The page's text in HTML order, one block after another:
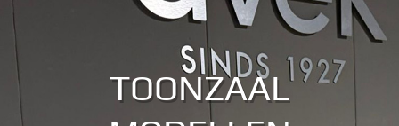
TOONZAAL